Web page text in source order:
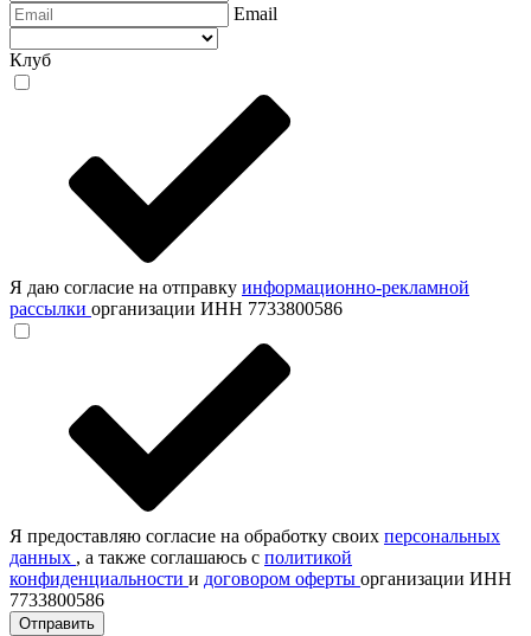
Email
Клуб
Я даю согласие на отправку информационно-рекламной
рассылки организации ИНН 7733800586
Я предоставляю согласие на обработку своих персональных
данных , а также соглашаюсь с политикой
конфиденциальности и договором оферты организации ИНН
7733800586
Отправить